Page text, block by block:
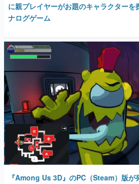
に親プレイヤーがお題のキャラクター
ナログゲーム
『Among Us 3D』のPC（Steam）版